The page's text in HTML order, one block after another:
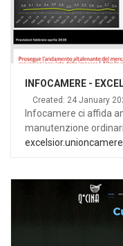
INFOCAMERE -
Created: 24 January
Infocamere ci affida
manutenzione